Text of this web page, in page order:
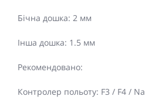
Бічна дошка: 2 мм
Інша дошка: 1.5 мм
Рекомендовано:
Контролер польоту: F3 / F4 /